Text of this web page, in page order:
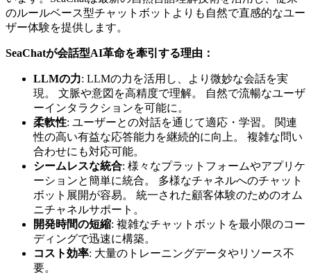
のルールベース型チャットボットよりも自然で直感的なユー
ザー体験を提供します。
SeaChatが会話型AI革命を牽引する理由：
LLMの力: LLMの力を活用し、より微妙な会話を実
現。 文脈や意図を高精度で理解。 自然で流暢なユーザ
ーインタラクションを可能に。
柔軟性: ユーザーとの対話を通じて適応・学習。 関連
性の高い有益な応答能力を継続的に向上。 複雑な問い
合わせにも対応可能。
シームレスな統合: 様々なプラットフォームやアプリケ
ーションと簡単に統合。 多様なチャネルへのチャット
ボット展開が容易。 統一された顧客体験のためのオム
ニチャネルサポート。
開発時間の短縮: 複雑なチャットボットを最小限のコー
ディングで迅速に構築。
コスト効率: 大量のトレーニングデータやリソース不
要。